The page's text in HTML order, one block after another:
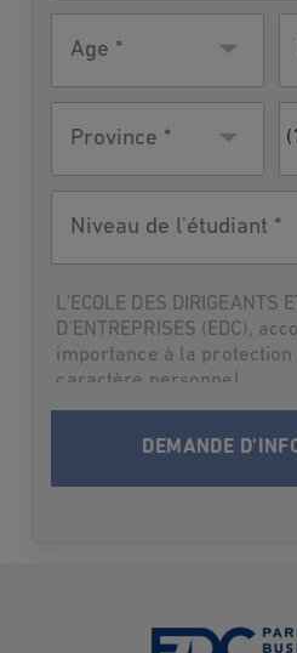
Province *
de
L'ECOLE DES DIRIGEANTS
D'ENTREPRISES (EDC),
importance à la protection
caractère personnel.
Par suite,L'ECOLE DES
informe qu’elle traitera
caractère personnel en